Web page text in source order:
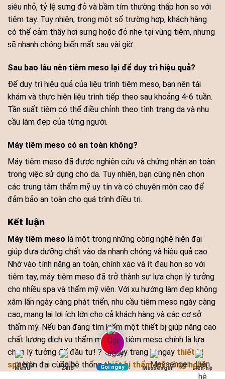
siêu nhỏ, tỷ lệ sưng đỏ và bầm tím thường thấp hơn so với
tiêm tay. Tuy nhiên, trong một số trường hợp, khách hàng
có thể cảm thấy hơi sưng hoặc đỏ nhẹ tại vùng tiêm, nhưng
sẽ nhanh chóng biến mất sau vài giờ.
Sau bao lâu nên tiêm meso lại để duy trì hiệu quả?
Để duy trì hiệu quả của liệu trình tiêm meso, bạn nên tái
khám và thực hiện liệu trình tiếp theo sau khoảng 4-6 tuần.
Tần suất tiêm có thể điều chỉnh theo tình trạng da và nhu
cầu làm đẹp của từng người.
Máy tiêm meso có an toàn không?
Máy tiêm meso đã được nghiên cứu và chứng nhận an toàn
trong việc sử dụng cho da. Tuy nhiên, bạn cũng nên chọn
các trung tâm thẩm mỹ uy tín và có chuyên môn cao để
đảm bảo an toàn cho quá trình điều trị.
Kết luận
Máy tiêm meso là một trong những công nghệ hiện đại
giúp đưa dưỡng chất vào da nhanh chóng và hiệu quả cao.
Nhờ vào tính năng an toàn, chính xác và ít đau hơn so với
tiêm tay, máy tiêm meso đã trở thành sự lựa chọn lý tưởng
cho nhiều spa và thẩm mỹ viện. Với xu hướng làm đẹp không
xâm lấn ngày càng phát triển, nhu cầu tiêm meso ngày càng
cao, mang lại lợi ích lớn cho cả khách hàng và các cơ sở
thẩm mỹ. Nếu bạn đang tìm kiếm một thiết bị giúp nâng cao
chất lượng dịch vụ thẩm mỹ, máy tiêm meso chính là lựa
chọn lý tưởng để đầu tư! ? 🚀 Hãy trang bị ngay thiết bị
spahiện đại cùng hệ thốngthiết bị thẩm mỹ công nghệ
Menu Zalo Gọi ngay Messenger Liên hệ